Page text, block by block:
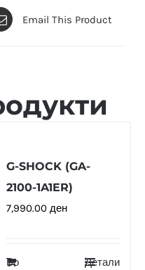
Email This Product
G-SHOCK (GA-
2100-1A1ER)
7,990.00 ден
Во
Детали